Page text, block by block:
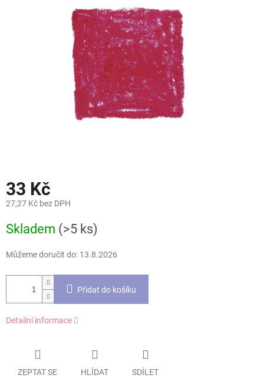
33 Kč
27,27 Kč bez DPH
cena:
Skladem (>5 ks)
Můžeme doručit do: 13.8.2026
Přidat do košíku
Detailní informace
ZEPTAT SE HLÍDAT SDÍLET